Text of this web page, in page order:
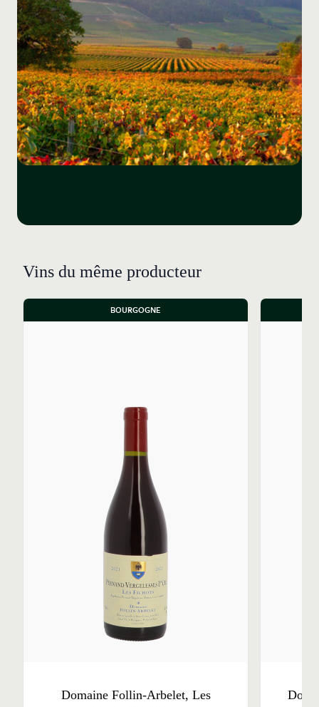
maturités toujours très précoces permet de nous
livrer une lecture limpide du cépage bourguignon. Avec
son bouquet de notes de cerises pulpeuses et de rose,
ce vin est envoutant ! A noter, le Domaine possède
une parcelle de Grand Cru La Romanée Saint Vivant,
voisine de la célèbre Romanée Conti. Flamboyant, le
pinot prend ici l'allure d'un futur roi tout juste mis au
monde. Le vin est sublime, éclatant de profondeur et
de complexité. Pour finir, le Corton blanc compte
parmi les plus grands chardonnays du climat
aisément les 15ans.
Vins du même producteur
BOURGOGNE
Domaine Follin-Arbelet, Les